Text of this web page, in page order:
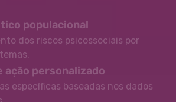
populacional
dos riscos psicossociais por
ação personalizado
específicas baseadas nos dados